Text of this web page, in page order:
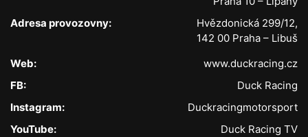
Adresa provozovny:
Hvězdonická 299/12,
142 00 Praha – Libuš
Web:
www.duckracing.cz
FB:
Duck Racing
Instagram:
Duckracingmotorsport
YouTube:
Duck Racing TV